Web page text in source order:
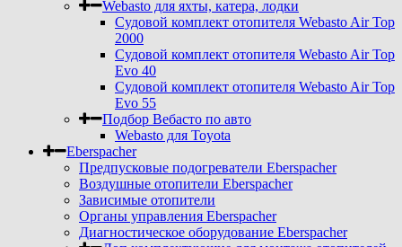
Webasto для яхты, катера, лодки
Судовой комплект отопителя Webasto Air Top
2000
Судовой комплект отопителя Webasto Air Top
Evo 40
Судовой комплект отопителя Webasto Air Top
Evo 55
Подбор Вебасто по авто
Webasto для Toyota
Eberspacher
Предпусковые подогреватели Eberspacher
Воздушные отопители Eberspacher
Зависимые отопители
Органы управления Eberspacher
Диагностическое оборудование Eberspacher